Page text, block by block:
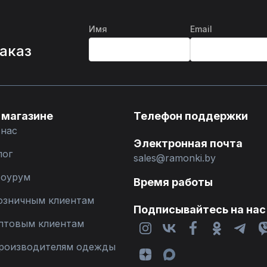
Имя Email
клиентам
клиентам
одежды
Телефон поддержки
Электронная почта
sales@ramonki.by
Время работы
Подписывайтесь на нас